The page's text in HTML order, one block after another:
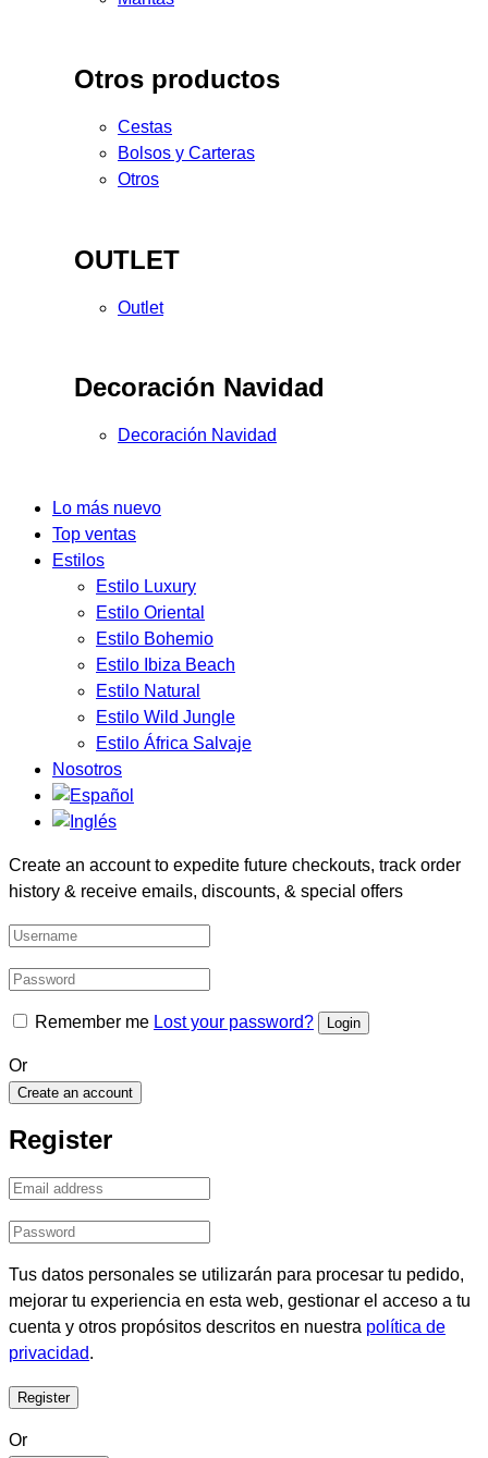
Otros productos
Cestas
Bolsos y Carteras
Otros
OUTLET
Outlet
Decoración Navidad
Decoración Navidad
Lo más nuevo
Top ventas
Estilos
Estilo Luxury
Estilo Oriental
Estilo Bohemio
Estilo Ibiza Beach
Estilo Natural
Estilo Wild Jungle
Estilo África Salvaje
Nosotros
Create an account to expedite future checkouts, track order
history & receive emails, discounts, & special offers
Remember me Lost your password?
Or
Create an account
Register
Tus datos personales se utilizarán para procesar tu pedido,
mejorar tu experiencia en esta web, gestionar el acceso a tu
cuenta y otros propósitos descritos en nuestra política de
privacidad.
Or